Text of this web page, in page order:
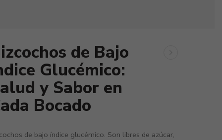
de Bajo
Glucémico:
y Sabor en
Bocado
de bajo índice glucémico. Son libres de azúcar,